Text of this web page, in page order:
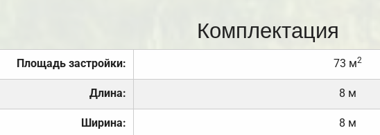
Комплектация
Площадь застройки: 73 м2
Длина: 8 м
Ширина: 8 м